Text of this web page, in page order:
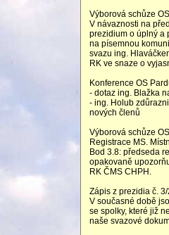
Výborová schůze
V návaznosti na
prezidium o úplný a
na písemnou
svazu ing.
RK ve snaze o
Konference OS
- dotaz ing. Blažka
- ing. Holub
nových členů
Výborová schůze
Registrace MS.
Bod 3.8: předseda
opakovaně
RK ČMS CHPH.
Zápis z prezidia č.
V současné době
se spolky, které již
naše svazové